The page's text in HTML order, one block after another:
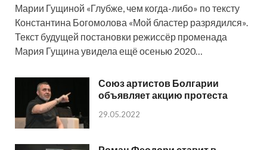
Марии Гущиной «Глубже, чем когда-либо» по тексту
Константина Богомолова «Мой бластер разрядился».
Текст будущей постановки режиссёр променада
Мария Гущина увидела ещё осенью 2020…
Союз артистов Болгарии
объявляет акцию протеста
29.05.2022